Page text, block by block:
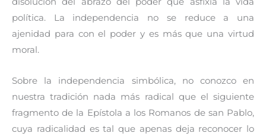
política. La independencia no se reduce a una
ajenidad para con el poder y es más que una virtud
moral.
Sobre la independencia simbólica, no conozco en
nuestra tradición nada más radical que el siguiente
fragmento de la Epístola a los Romanos de san Pablo,
cuya radicalidad es tal que apenas deja reconocer lo